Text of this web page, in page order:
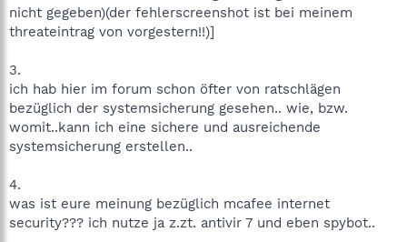
nicht gegeben)(der fehlerscreenshot ist bei meinem
threateintrag von vorgestern!!)]
3.
ich hab hier im forum schon öfter von ratschlägen
bezüglich der systemsicherung gesehen.. wie, bzw.
womit..kann ich eine sichere und ausreichende
systemsicherung erstellen..
4.
was ist eure meinung bezüglich mcafee internet
security??? ich nutze ja z.zt. antivir 7 und eben spybot..